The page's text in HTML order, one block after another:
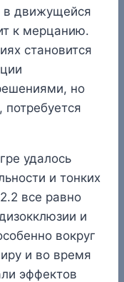
в движущейся
к мерцанию.
становится
но
потребуется
удалось
и тонких
все равно
и
вокруг
и во время
эффектов